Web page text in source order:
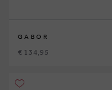
GABOR
€ 134,95